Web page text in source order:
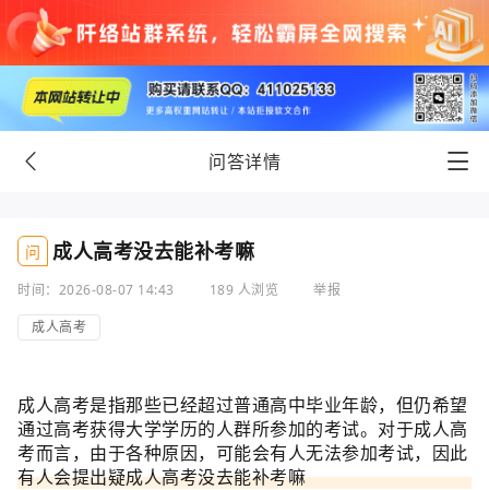
问答详情
问 成人高考没去能补考嘛
时间：2026-08-07 14:43 189 人浏览
举报
成人高考
成人高考是指那些已经超过普通高中毕业年龄，但仍希望
通过高考获得大学学历的人群所参加的考试。对于成人高
考而言，由于各种原因，可能会有人无法参加考试，因此
有人会提出疑成人高考没去能补考嘛